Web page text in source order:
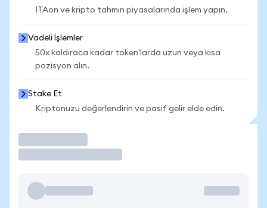
ITAon ve kripto tahmin piyasalarında işlem yapın.
Vadeli İşlemler
50x kaldıraca kadar token'larda uzun veya kısa
pozisyon alın.
Stake Et
Kriptonuzu değerlendirin ve pasif gelir elde edin.